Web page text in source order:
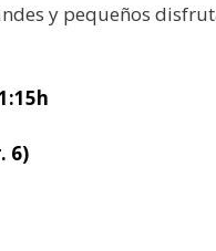
y pequeños
6)